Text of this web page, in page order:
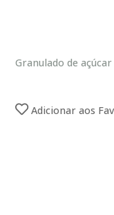
Granulado de
Adicionar aos